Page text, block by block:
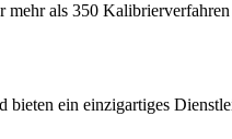
als 350
bieten ein einzigartiges